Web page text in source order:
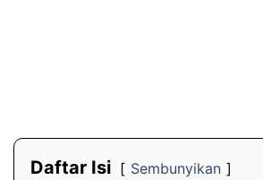
Daftar Isi
Sembunyikan